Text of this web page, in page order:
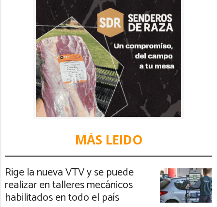
MÁS LEIDO
Rige la nueva VTV y se puede
realizar en talleres mecánicos
habilitados en todo el país